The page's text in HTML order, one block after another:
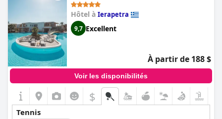
Hôtel à Ierapetra
9,7 Excellent
À partir de 188 $
Voir les disponibilités
$
Tennis